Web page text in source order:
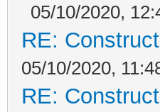
05/10/2020,
RE:
05/10/2020,
RE: